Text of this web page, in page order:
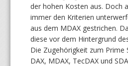
der hohen Kosten aus. Doch
immer den Kriterien
aus dem MDAX gestrichen.
diese vor dem Hintergrund
Die Zugehörigkeit zum Prime
DAX, MDAX, TecDAX und